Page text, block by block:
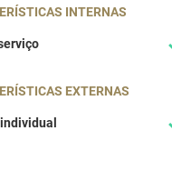
INTERNAS
EXTERNAS